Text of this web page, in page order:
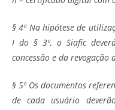
§ 4º Na hipótese de
I do § 3º, o Siafic
concessão e da revogação
§ 5º Os documentos
de cada usuário